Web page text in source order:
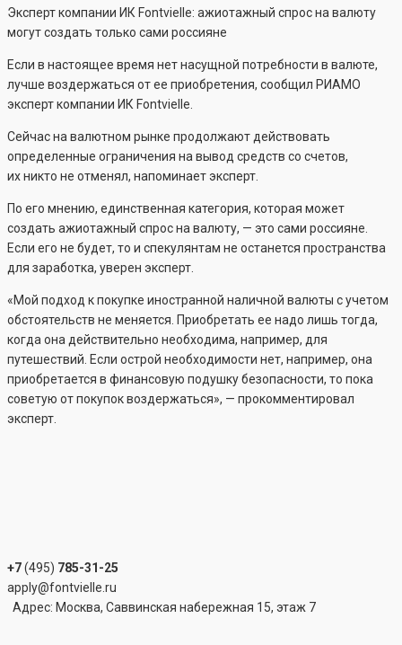
Эксперт компании ИК Fontvielle: ажиотажный спрос на валюту
могут создать только сами россияне
Если в настоящее время нет насущной потребности в валюте,
лучше воздержаться от ее приобретения, сообщил РИАМО
эксперт компании ИК Fontvielle.
Сейчас на валютном рынке продолжают действовать
определенные ограничения на вывод средств со счетов,
их никто не отменял, напоминает эксперт.
По его мнению, единственная категория, которая может
создать ажиотажный спрос на валюту, — это сами россияне.
Если его не будет, то и спекулянтам не останется пространства
для заработка, уверен эксперт.
«Мой подход к покупке иностранной наличной валюты с учетом
обстоятельств не меняется. Приобретать ее надо лишь тогда,
когда она действительно необходима, например, для
путешествий. Если острой необходимости нет, например, она
приобретается в финансовую подушку безопасности, то пока
советую от покупок воздержаться», — прокомментировал
эксперт.
+7(495) 785-31-25
apply@fontvielle.ru
Адрес: Москва, Саввинская набережная 15, этаж 7